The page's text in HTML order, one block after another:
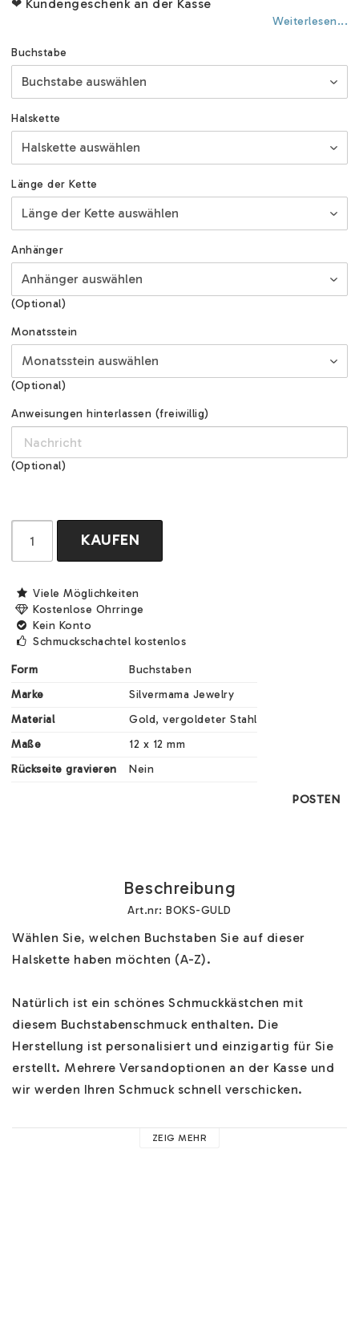
❤ Kundengeschenk an der Kasse
Weiterlesen...
Buchstabe
Halskette
Länge der Kette
Anhänger
(Optional)
Monatsstein
(Optional)
Anweisungen hinterlassen (freiwillig)
(Optional)
KAUFEN
Viele Möglichkeiten
Kostenlose Ohrringe
Kein Konto
Schmuckschachtel kostenlos
Form
Buchstaben
Marke
Silvermama Jewelry
Material
Gold, vergoldeter Stahl
Maße
12 x 12 mm
Rückseite gravieren
Nein
POSTEN
Beschreibung
Art.nr: BOKS-GULD
Wählen Sie, welchen Buchstaben Sie auf dieser
Halskette haben möchten (A-Z).
Natürlich ist ein schönes Schmuckkästchen mit
diesem Buchstabenschmuck enthalten. Die
Herstellung ist personalisiert und einzigartig für Sie
erstellt. Mehrere Versandoptionen an der Kasse und
wir werden Ihren Schmuck schnell verschicken.
Hilfe zu unserem Buchstabenschmuck finden Sie HIER.
ZEIG MEHR